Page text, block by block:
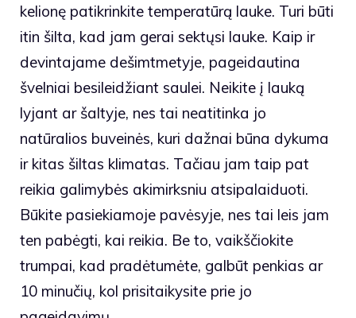
kelionę patikrinkite temperatūrą lauke. Turi būti
itin šilta, kad jam gerai sektųsi lauke. Kaip ir
devintajame dešimtmetyje, pageidautina
švelniai besileidžiant saulei. Neikite į lauką
lyjant ar šaltyje, nes tai neatitinka jo
natūralios buveinės, kuri dažnai būna dykuma
ir kitas šiltas klimatas. Tačiau jam taip pat
reikia galimybės akimirksniu atsipalaiduoti.
Būkite pasiekiamoje pavėsyje, nes tai leis jam
ten pabėgti, kai reikia. Be to, vaikščiokite
trumpai, kad pradėtumėte, galbūt penkias ar
10 minučių, kol prisitaikysite prie jo